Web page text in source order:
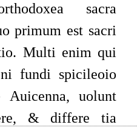
sacra
primum est sacri
Multi enim qui
fundi spicileoio
Auicenna, uolunt
& differe tia